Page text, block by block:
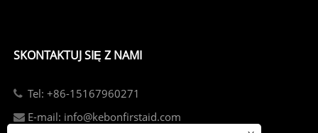
SKONTAKTUJ SIĘ Z NAMI
Tel: +86-15167960271
E-mail: info@kebonfirstaid.com